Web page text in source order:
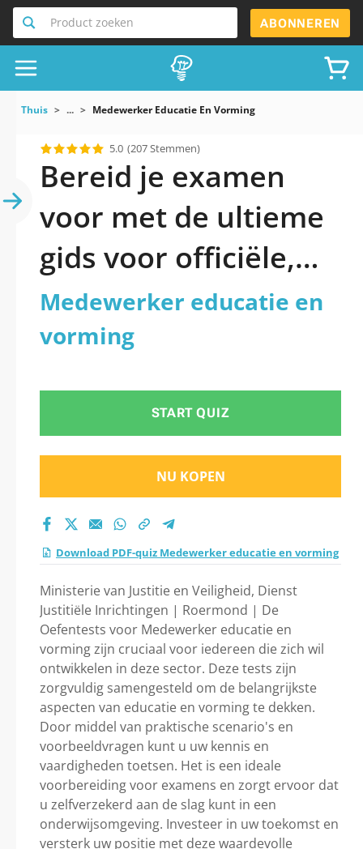
Product zoeken ABONNEREN
Thuis ... Medewerker Educatie En Vorming
5.0 (207 Stemmen)
Bereid je examen
voor met de ultieme
gids voor officiële,
geüpdatete
Medewerker
oefentests 2026
Medewerker educatie en
vorming
START QUIZ
NU KOPEN
Download PDF-quiz Medewerker educatie en vorming
Ministerie van Justitie en Veiligheid, Dienst
Justitiële Inrichtingen | Roermond | De
Oefentests voor Medewerker educatie en
vorming zijn cruciaal voor iedereen die zich wil
ontwikkelen in deze sector. Deze tests zijn
zorgvuldig samengesteld om de belangrijkste
aspecten van educatie en vorming te dekken.
Door middel van praktische scenario's en
voorbeeldvragen kunt u uw kennis en
vaardigheden toetsen. Het is een ideale
voorbereiding voor examens en zorgt ervoor dat
u zelfverzekerd aan de slag kunt in een
onderwijsomgeving. Investeer in uw toekomst en
versterk uw positie met deze waardevolle